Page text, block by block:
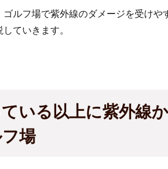
ゴルフ場で紫外線のダメージを受け
ていきます。
いる以上に紫外線
場